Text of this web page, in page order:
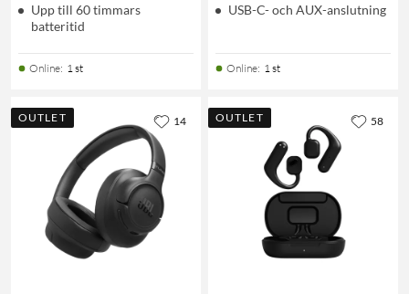
Upp till 60 timmars
batteritid
Online: 1 st
USB-C- och AUX-anslutning
Online: 1 st
OUTLET 14 OUTLET 58